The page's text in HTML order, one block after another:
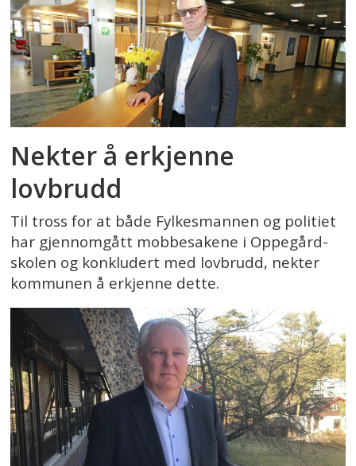
Nekter å erkjenne
lovbrudd
Til tross for at både Fylkesmannen og politiet
har gjennomgått mobbesakene i Oppegård-
skolen og konkludert med lovbrudd, nekter
kommunen å erkjenne dette.